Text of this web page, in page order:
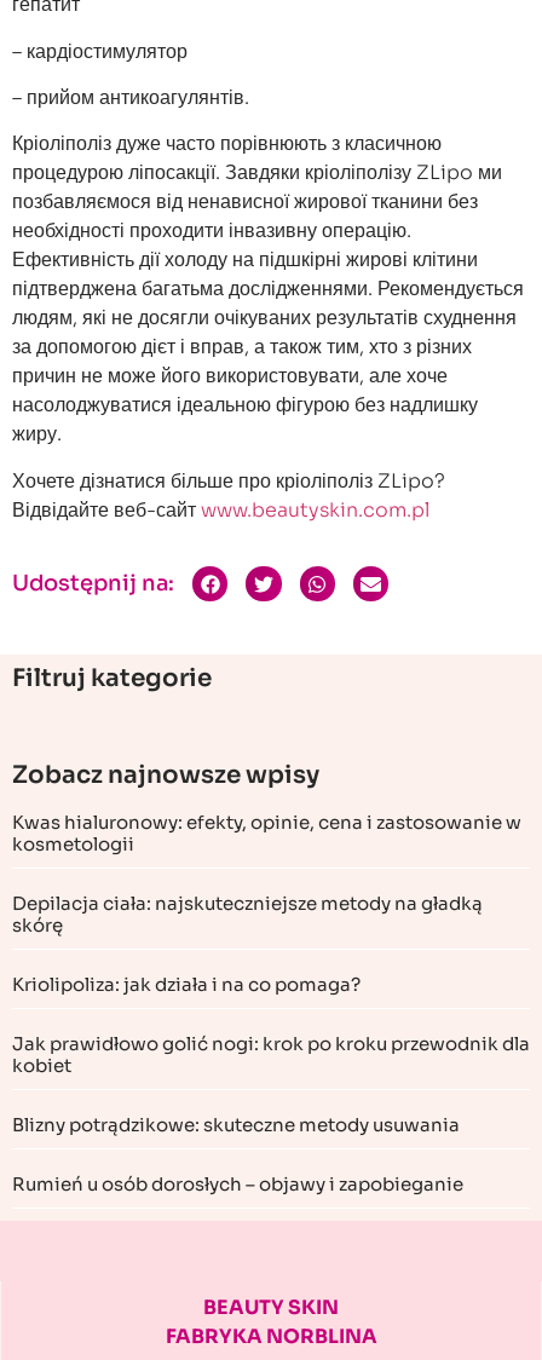
– кардіостимулятор
– прийом антикоагулянтів.
Кріоліполіз дуже часто порівнюють з класичною
процедурою ліпосакції. Завдяки кріоліполізу ZLipo ми
позбавляємося від ненависної жирової тканини без
необхідності проходити інвазивну операцію.
Ефективність дії холоду на підшкірні жирові клітини
підтверджена багатьма дослідженнями. Рекомендується
людям, які не досягли очікуваних результатів схуднення
за допомогою дієт і вправ, а також тим, хто з різних
причин не може його використовувати, але хоче
насолоджуватися ідеальною фігурою без надлишку
жиру.
Хочете дізнатися більше про кріоліполіз ZLipo?
Відвідайте веб-сайтwww.beautyskin.com.pl
Udostępnij na:
Filtruj kategorie
Zobacz najnowsze wpisy
Kwas hialuronowy: efekty, opinie, cena i zastosowanie w
kosmetologii
Depilacja ciała: najskuteczniejsze metody na gładką
skórę
Kriolipoliza: jak działa i na co pomaga?
Jak prawidłowo golić nogi: krok po kroku przewodnik dla
kobiet
Blizny potrądzikowe: skuteczne metody usuwania
Rumień u osób dorosłych – objawy i zapobieganie
BEAUTY SKIN
FABRYKA NORBLINA